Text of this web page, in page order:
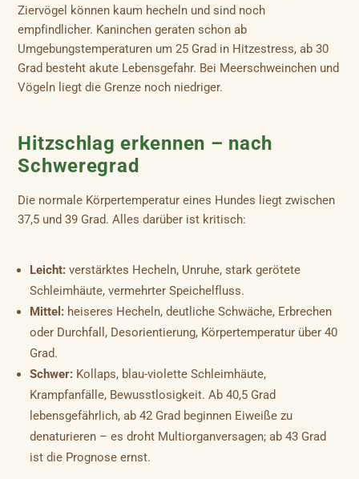
Ziervögel können kaum hecheln und sind noch
empfindlicher. Kaninchen geraten schon ab
Umgebungstemperaturen um 25 Grad in Hitzestress, ab 30
Grad besteht akute Lebensgefahr. Bei Meerschweinchen und
Vögeln liegt die Grenze noch niedriger.
Hitzschlag erkennen – nach
Schweregrad
Die normale Körpertemperatur eines Hundes liegt zwischen
37,5 und 39 Grad. Alles darüber ist kritisch:
Leicht: verstärktes Hecheln, Unruhe, stark gerötete
Schleimhäute, vermehrter Speichelfluss.
Mittel: heiseres Hecheln, deutliche Schwäche, Erbrechen
oder Durchfall, Desorientierung, Körpertemperatur über 40
Grad.
Schwer: Kollaps, blau-violette Schleimhäute,
Krampfanfälle, Bewusstlosigkeit. Ab 40,5 Grad
lebensgefährlich, ab 42 Grad beginnen Eiweiße zu
denaturieren – es droht Multiorganversagen; ab 43 Grad
ist die Prognose ernst.